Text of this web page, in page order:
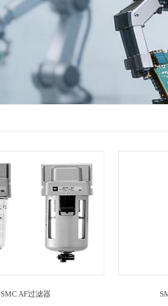
电动执行元件气动符号
[2018-10-
SMC AF过滤器